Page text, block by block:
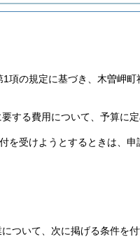
1項の規定に基づき、木曽岬町
する費用について、予算に
を受けようとするときは、
ついて、次に掲げる条件を付